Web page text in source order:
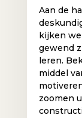
Aan de
kijken
gewend
leren.
middel
zoomen